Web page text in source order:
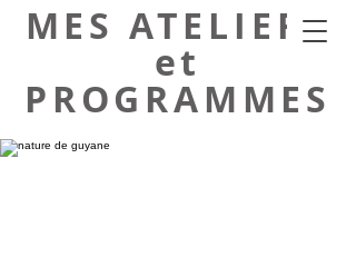
MES ATELIERS
et
PROGRAMMES